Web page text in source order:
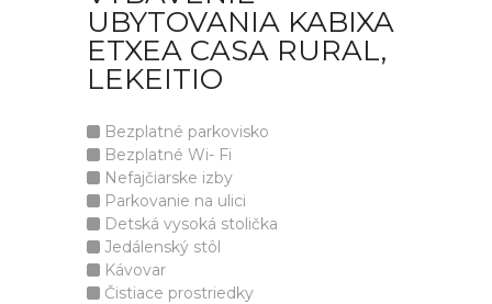
UBYTOVANIA KABIXA
ETXEA CASA RURAL,
LEKEITIO
Bezplatné parkovisko
Bezplatné Wi- Fi
Nefajčiarske izby
Parkovanie na ulici
Detská vysoká stolička
Jedálenský stôl
Kávovar
Čistiace prostriedky